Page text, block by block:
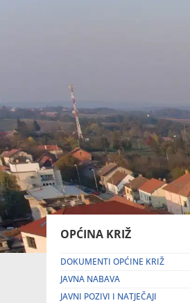
OPĆINA KRIŽ
DOKUMENTI OPĆINE KRIŽ
JAVNA NABAVA
JAVNI POZIVI I NATJEČAJI